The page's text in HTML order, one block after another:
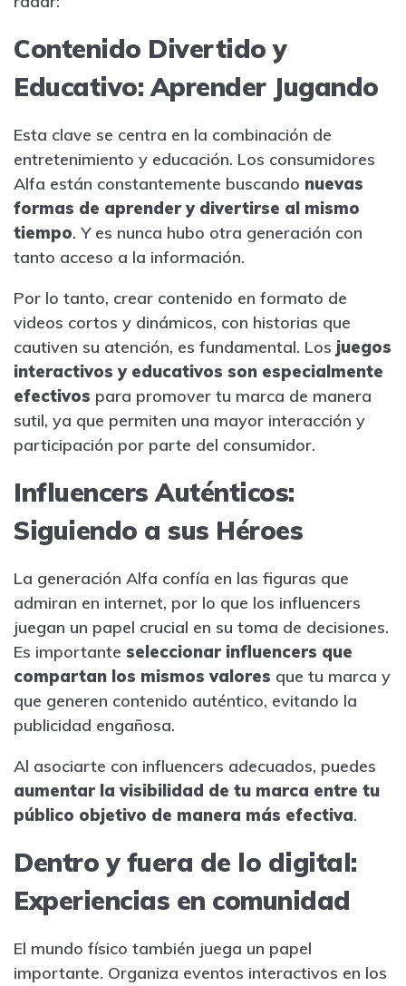
Contenido Divertido y
Educativo: Aprender Jugando
Esta clave se centra en la combinación de
entretenimiento y educación. Los consumidores
Alfa están constantemente buscando nuevas
formas de aprender y divertirse al mismo
tiempo. Y es nunca hubo otra generación con
tanto acceso a la información.
Por lo tanto, crear contenido en formato de
videos cortos y dinámicos, con historias que
cautiven su atención, es fundamental. Los juegos
interactivos y educativos son especialmente
efectivos para promover tu marca de manera
sutil, ya que permiten una mayor interacción y
participación por parte del consumidor.
Influencers Auténticos:
Siguiendo a sus Héroes
La generación Alfa confía en las figuras que
admiran en internet, por lo que los influencers
juegan un papel crucial en su toma de decisiones.
Es importante seleccionar influencers que
compartan los mismos valores que tu marca y
que generen contenido auténtico, evitando la
publicidad engañosa.
Al asociarte con influencers adecuados, puedes
aumentar la visibilidad de tu marca entre tu
público objetivo de manera más efectiva.
Dentro y fuera de lo digital:
Experiencias en comunidad
El mundo físico también juega un papel
importante. Organiza eventos interactivos en los